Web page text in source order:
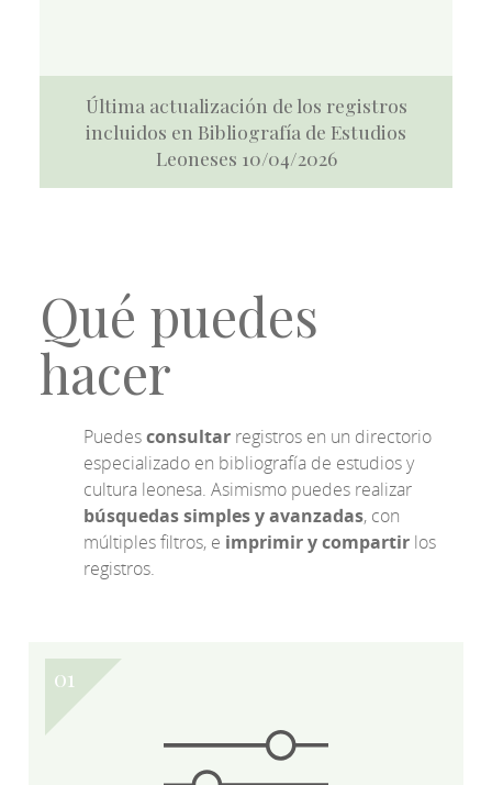
Última actualización de los registros
incluidos en Bibliografía de Estudios
Leoneses 10/04/2026
Qué puedes
hacer
Puedesconsultar registros en un directorio
especializado en bibliografía de estudios y
cultura leonesa. Asimismo puedes realizar
búsquedas simples y avanzadas, con
múltiples filtros, e imprimir y compartir los
registros.